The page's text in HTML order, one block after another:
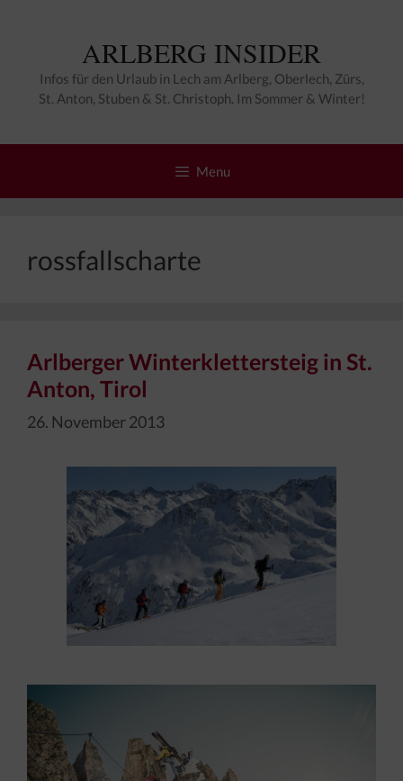
ARLBERG INSIDER
Infos für den Urlaub in Lech am Arlberg, Oberlech, Zürs,
St. Anton, Stuben & St. Christoph. Im Sommer & Winter!
Menu
rossfallscharte
Arlberger Winterklettersteig in St.
Anton, Tirol
26. November 2013